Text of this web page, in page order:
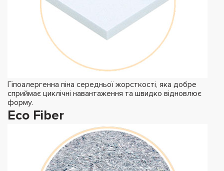
Гіпоалергенна піна середньої жорсткості, яка добре
сприймає циклічні навантаження та швидко відновлює
форму.
Eco Fiber